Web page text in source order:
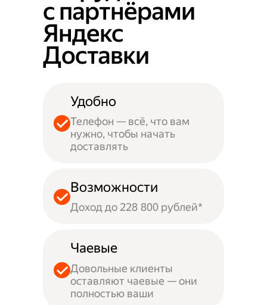
с партнёрами
Яндекс
Доставки
Удобно
Телефон — всё, что вам
нужно, чтобы начать
доставлять
Возможности
Доход до 228 800 рублей*
Чаевые
Довольные клиенты
оставляют чаевые — они
полностью ваши